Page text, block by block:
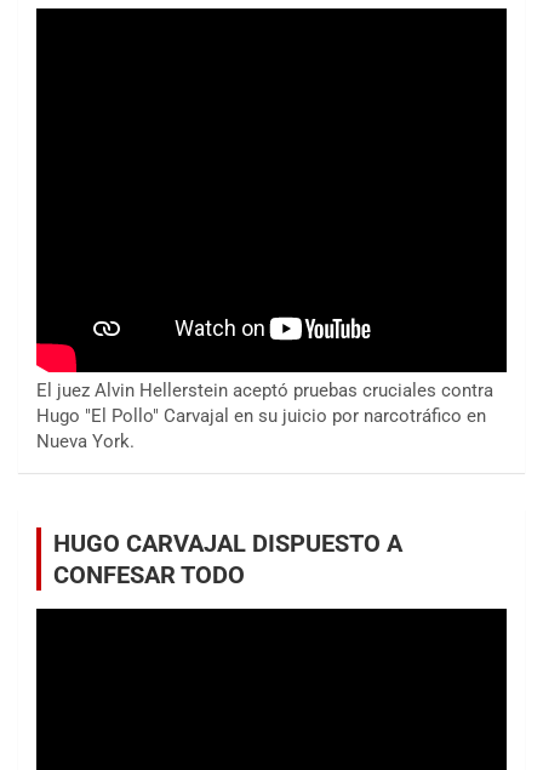
El juez Alvin Hellerstein aceptó pruebas cruciales contra
Hugo "El Pollo" Carvajal en su juicio por narcotráfico en
Nueva York.
HUGO CARVAJAL DISPUESTO A
CONFESAR TODO